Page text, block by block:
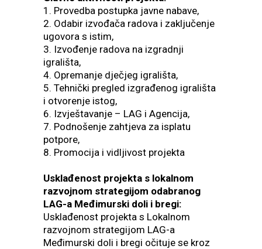
1. Provedba postupka javne nabave,
2. Odabir izvođača radova i zaključenje
ugovora s istim,
3. Izvođenje radova na izgradnji
igrališta,
4. Opremanje dječjeg igrališta,
5. Tehnički pregled izgrađenog igrališta
i otvorenje istog,
6. Izvještavanje – LAG i Agencija,
7. Podnošenje zahtjeva za isplatu
potpore,
8. Promocija i vidljivost projekta
Usklađenost projekta s lokalnom
razvojnom strategijom odabranog
LAG-a Međimurski doli i bregi:
Usklađenost projekta s Lokalnom
razvojnom strategijom LAG-a
Međimurski doli i bregi očituje se kroz